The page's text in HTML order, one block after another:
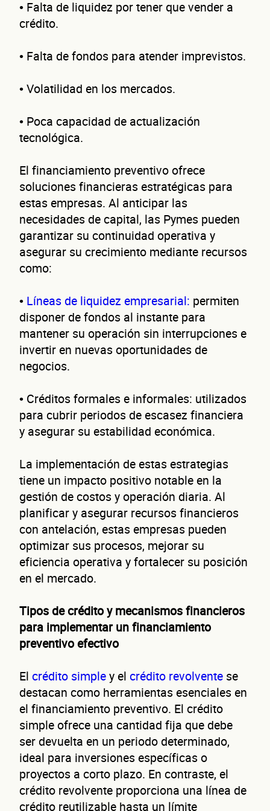
• Falta de liquidez por tener que vender a
crédito.
• Falta de fondos para atender imprevistos.
• Volatilidad en los mercados.
• Poca capacidad de actualización
tecnológica.
El financiamiento preventivo ofrece
soluciones financieras estratégicas para
estas empresas. Al anticipar las
necesidades de capital, las Pymes pueden
garantizar su continuidad operativa y
asegurar su crecimiento mediante recursos
como:
• Líneas de liquidez empresarial: permiten
disponer de fondos al instante para
mantener su operación sin interrupciones e
invertir en nuevas oportunidades de
negocios.
• Créditos formales e informales: utilizados
para cubrir periodos de escasez financiera
y asegurar su estabilidad económica.
La implementación de estas estrategias
tiene un impacto positivo notable en la
gestión de costos y operación diaria. Al
planificar y asegurar recursos financieros
con antelación, estas empresas pueden
optimizar sus procesos, mejorar su
eficiencia operativa y fortalecer su posición
en el mercado.
Tipos de crédito y mecanismos financieros
para implementar un financiamiento
preventivo efectivo
El crédito simpley el crédito revolvente se
destacan como herramientas esenciales en
el financiamiento preventivo. El crédito
simple ofrece una cantidad fija que debe
ser devuelta en un periodo determinado,
ideal para inversiones específicas o
proyectos a corto plazo. En contraste, el
crédito revolvente proporciona una línea de
crédito reutilizable hasta un límite